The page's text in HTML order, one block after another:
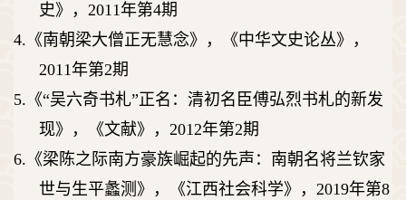
史》， 2011年第4期
4. 《南朝梁大僧正无慧念》，《中华文史论丛》，
2011年第2期
5. 《“吴六奇书札”正名：清初名臣傅弘烈书札的新发
现》，《文献》， 2012年第2期
6. 《梁陈之际南方豪族崛起的先声：南朝名将兰钦家
世与生平蠡测》，《江西社会科学》， 2019年第8